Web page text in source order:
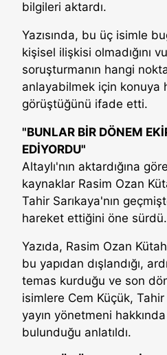
bilgileri aktardı.
Yazısında, bu üç isimle
kişisel ilişkisi olmadığını
soruşturmanın hangi
anlayabilmek için konuya
görüştüğünü ifade etti.
"BUNLAR BİR DÖNEM
EDİYORDU"
Altaylı'nın aktardığına
kaynaklar Rasim Ozan
Tahir Sarıkaya'nın
hareket ettiğini öne sürdü.
Yazıda, Rasim Ozan
bu yapıdan dışlandığı,
temas kurduğu ve son
isimlere Cem Küçük,
yayın yönetmeni
bulunduğu anlatıldı.